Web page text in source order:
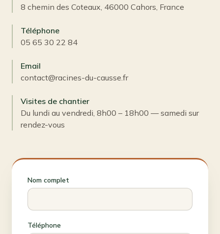
8 chemin des Coteaux, 46000 Cahors, France
Téléphone
05 65 30 22 84
Email
contact@racines-du-causse.fr
Visites de chantier
Du lundi au vendredi, 8h00 – 18h00 — samedi sur
rendez-vous
Nom complet
Téléphone